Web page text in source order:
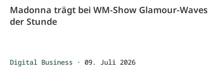
Madonna trägt bei WM-Show Glamour-Waves
der Stunde
Digital Business · 09. Juli 2026